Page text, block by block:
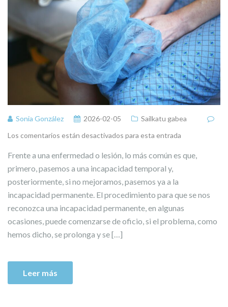
Sonia González 2026-02-05
Sailkatu gabea
Los comentarios están desactivados para esta entrada
Frente a una enfermedad o lesión, lo más común es que,
primero, pasemos a una incapacidad temporal y,
posteriormente, si no mejoramos, pasemos ya a la
incapacidad permanente. El procedimiento para que se nos
reconozca una incapacidad permanente, en algunas
ocasiones, puede comenzarse de oficio, si el problema, como
hemos dicho, se prolonga y se […]
Leer más